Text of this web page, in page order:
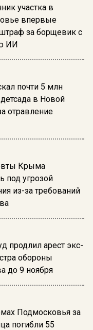
участка в
впервые
за борщевик с
ИИ
почти 5 млн
в Новой
отравление
Крыма
под угрозой
из-за требований
продлил арест экс-
обороны
до 9 ноября
Подмосковья за
погибли 55